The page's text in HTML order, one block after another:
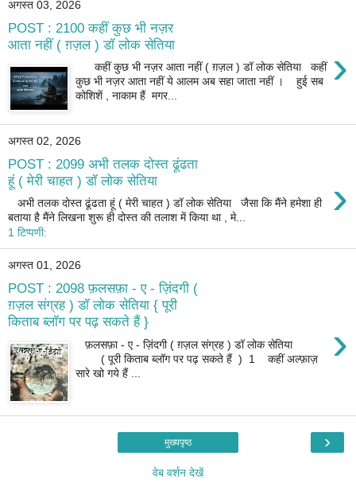
अगस्त 03, 2026
POST : 2100 कहीं कुछ भी नज़र
आता नहीं ( ग़ज़ल ) डॉ लोक सेतिया
›
कहीं कुछ भी नज़र आता नहीं ( ग़ज़ल ) डॉ लोक सेतिया कहीं
कुछ भी नज़र आता नहीं ये आलम अब सहा जाता नहीं । हुई सब
कोशिशें , नाकाम हैं मगर...
अगस्त 02, 2026
POST : 2099 अभी तलक दोस्त ढूंढता
हूं ( मेरी चाहत ) डॉ लोक सेतिया
›
अभी तलक दोस्त ढूंढता हूं ( मेरी चाहत ) डॉ लोक सेतिया जैसा कि मैंने हमेशा ही
बताया है मैंने लिखना शुरू ही दोस्त की तलाश में किया था , मे...
1 टिप्पणी:
अगस्त 01, 2026
POST : 2098 फ़लसफ़ा - ए - ज़िंदगी (
ग़ज़ल संग्रह ) डॉ लोक सेतिया { पूरी
किताब ब्लॉग पर पढ़ सकते हैं }
›
फ़लसफ़ा - ए - ज़िंदगी ( ग़ज़ल संग्रह ) डॉ लोक सेतिया
( पूरी किताब ब्लॉग पर पढ़ सकते हैं ) 1 कहीं अल्फ़ाज़
सारे खो गये हैं ...
›
मुख्यपृष्ठ
वेब वर्शन देखें